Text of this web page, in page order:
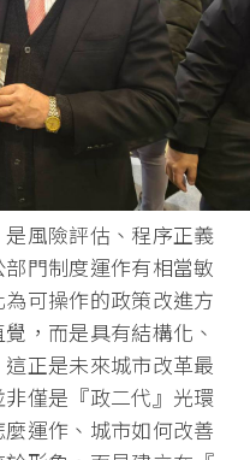
風險評估、程序正義
門制度運作有相當敏
可操作的政策改進方
，而是具有結構化、
正是未來城市改革最
非僅是『政二代』光環
運作、 城市如何改善